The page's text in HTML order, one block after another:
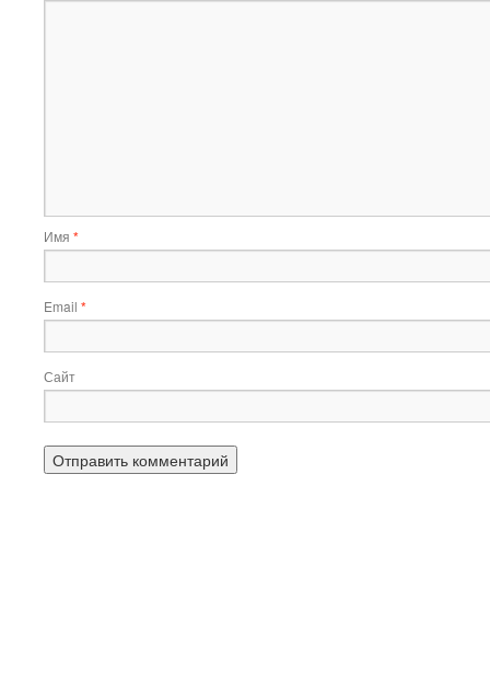
Имя *
Email *
Сайт